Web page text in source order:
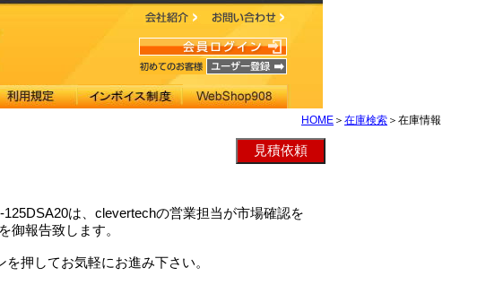
HOME ＞ 在庫検索 ＞在庫情報
125DSA20は、clevertechの営業担当が市場確認を
御報告致します。
を押してお気軽にお進み下さい。